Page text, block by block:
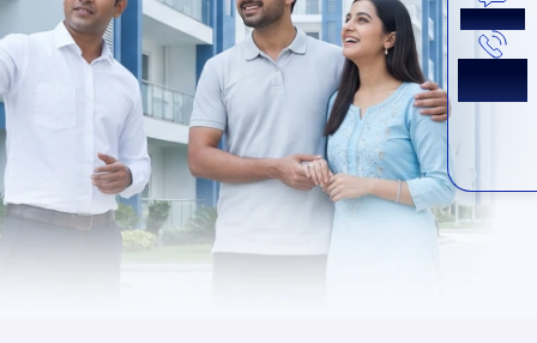
अभी चैट करें